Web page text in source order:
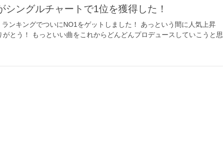
シングルチャートで1位を獲得した！
ンキングでついにNO1をゲットしました！ あっという間に人気上昇
とう！ もっといい曲をこれからどんどんプロデュースしていこうと思